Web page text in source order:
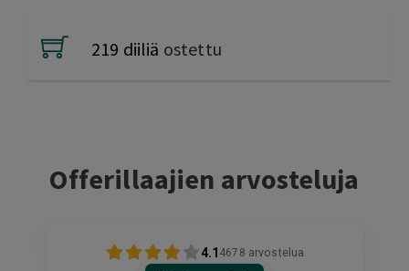
219 diiliä ostettu
Offerillaajien arvosteluja
4.1 4678 arvostelua